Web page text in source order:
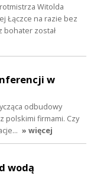
Witolda
Łączce na razie bez
bohater został
w
odbudowy
polskimi firmami. Czy
» więcej
wodą